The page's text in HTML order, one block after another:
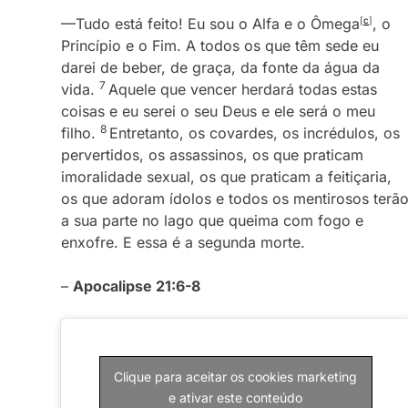
—Tudo está feito! Eu sou o Alfa e o Ômega[c], o
Princípio e o Fim. A todos os que têm sede eu
darei de beber, de graça, da fonte da água da
vida. 7 Aquele que vencer herdará todas estas
coisas e eu serei o seu Deus e ele será o meu
filho. 8 Entretanto, os covardes, os incrédulos, os
pervertidos, os assassinos, os que praticam
imoralidade sexual, os que praticam a feitiçaria,
os que adoram ídolos e todos os mentirosos terão
a sua parte no lago que queima com fogo e
enxofre. E essa é a segunda morte.
– Apocalipse 21:6-8
Clique para aceitar os cookies marketing
e ativar este conteúdo